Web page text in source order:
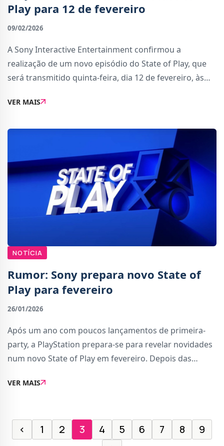
Play para 12 de fevereiro
09/02/2026
A Sony Interactive Entertainment confirmou a
realização de um novo episódio do State of Play, que
será transmitido quinta-feira, dia 12 de fevereiro, às
poderá ser acompanhada em direto atra
VER MAIS
NOTÍCIA
Rumor: Sony prepara novo State of
Play para fevereiro
26/01/2026
Após um ano com poucos lançamentos de primeira-
party, a PlayStation prepara-se para revelar novidades
num novo State of Play em fevereiro. Depois das
evento surge de forma a mostrar os títulos
VER MAIS
‹ 1 2 3 4 5 6 7 8
9